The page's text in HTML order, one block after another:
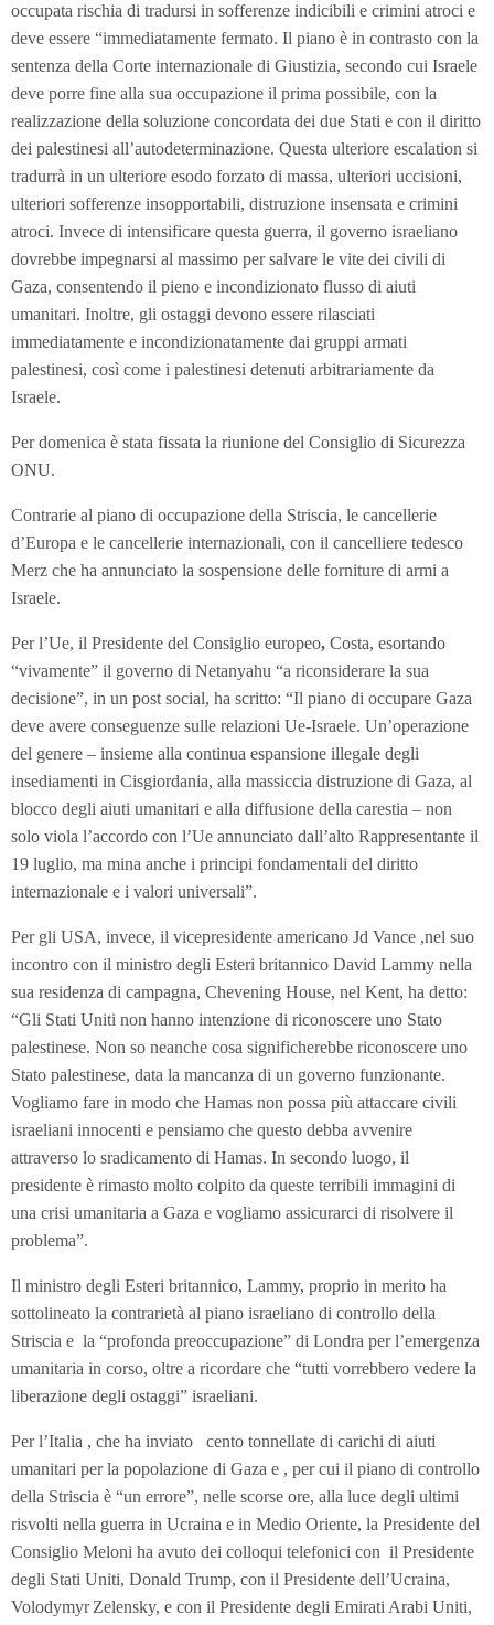
occupata rischia di tradursi in sofferenze indicibili e crimini atroci e
deve essere “immediatamente fermato. Il piano è in contrasto con la
sentenza della Corte internazionale di Giustizia, secondo cui Israele
deve porre fine alla sua occupazione il prima possibile, con la
realizzazione della soluzione concordata dei due Stati e con il diritto
dei palestinesi all’autodeterminazione. Questa ulteriore escalation si
tradurrà in un ulteriore esodo forzato di massa, ulteriori uccisioni,
ulteriori sofferenze insopportabili, distruzione insensata e crimini
atroci. Invece di intensificare questa guerra, il governo israeliano
dovrebbe impegnarsi al massimo per salvare le vite dei civili di
Gaza, consentendo il pieno e incondizionato flusso di aiuti
umanitari. Inoltre, gli ostaggi devono essere rilasciati
immediatamente e incondizionatamente dai gruppi armati
palestinesi, così come i palestinesi detenuti arbitrariamente da
Israele.
Per domenica è stata fissata la riunione del Consiglio di Sicurezza
ONU.
Contrarie al piano di occupazione della Striscia, le cancellerie
d’Europa e le cancellerie internazionali, con il cancelliere tedesco
Merz che ha annunciato la sospensione delle forniture di armi a
Israele.
Per l’Ue, il Presidente del Consiglio europeo, Costa, esortando
“vivamente” il governo di Netanyahu “a riconsiderare la sua
decisione”, in un post social, ha scritto: “Il piano di occupare Gaza
deve avere conseguenze sulle relazioni Ue-Israele. Un’operazione
del genere – insieme alla continua espansione illegale degli
insediamenti in Cisgiordania, alla massiccia distruzione di Gaza, al
blocco degli aiuti umanitari e alla diffusione della carestia – non
solo viola l’accordo con l’Ue annunciato dall’alto Rappresentante il
19 luglio, ma mina anche i principi fondamentali del diritto
internazionale e i valori universali”.
Per gli USA, invece, il vicepresidente americano Jd Vance ,nel suo
incontro con il ministro degli Esteri britannico David Lammy nella
sua residenza di campagna, Chevening House, nel Kent, ha detto:
“Gli Stati Uniti non hanno intenzione di riconoscere uno Stato
palestinese. Non so neanche cosa significherebbe riconoscere uno
Stato palestinese, data la mancanza di un governo funzionante.
Vogliamo fare in modo che Hamas non possa più attaccare civili
israeliani innocenti e pensiamo che questo debba avvenire
attraverso lo sradicamento di Hamas. In secondo luogo, il
presidente è rimasto molto colpito da queste terribili immagini di
una crisi umanitaria a Gaza e vogliamo assicurarci di risolvere il
problema”.
Il ministro degli Esteri britannico, Lammy, proprio in merito ha
sottolineato la contrarietà al piano israeliano di controllo della
Striscia e la “profonda preoccupazione” di Londra per l’emergenza
umanitaria in corso, oltre a ricordare che “tutti vorrebbero vedere la
liberazione degli ostaggi” israeliani.
Per l’Italia , che ha inviato
cento tonnellate di carichi di aiuti
umanitari per la popolazione di Gaza e , per cui il piano di controllo
della Striscia è “un errore”, nelle scorse ore, alla luce degli ultimi
risvolti nella guerra in Ucraina e in Medio Oriente, la Presidente del
Consiglio Meloni ha avuto dei colloqui telefonici con il Presidente
degli Stati Uniti, Donald Trump, con il Presidente dell’Ucraina,
Volodymyr Zelensky, e con il Presidente degli Emirati Arabi Uniti,